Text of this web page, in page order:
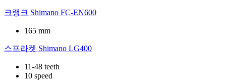
크랭크 Shimano FC-EN600
165 mm
스프라켓 Shimano LG400
11-48 teeth
10 speed